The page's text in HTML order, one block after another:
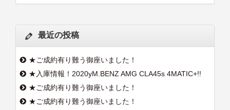
最近の投稿
★ご成約有り難う御座いました！
★入庫情報！2020yM.BENZ AMG CLA45s 4MATIC+!!
★ご成約有り難う御座いました！
★ご成約有り難う御座いました！